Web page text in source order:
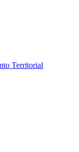
Territorial